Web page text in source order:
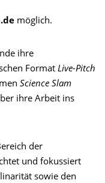
möglich.
ihre
Format Live-Pitch
Science Slam
ihre Arbeit ins
der
und fokussiert
sowie den